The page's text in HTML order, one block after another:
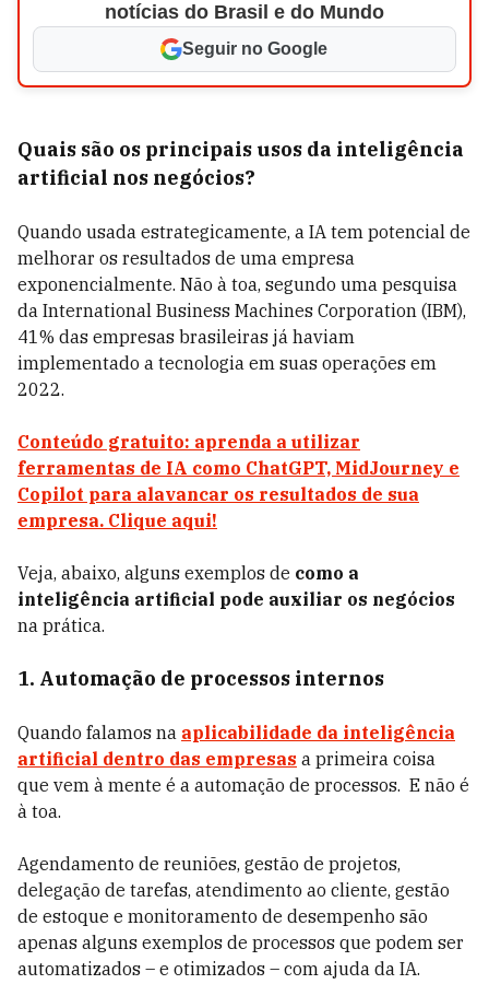
notícias do Brasil e do Mundo
Seguir no Google
Quais são os principais usos da inteligência
artificial nos negócios?
Quando usada estrategicamente, a IA tem potencial de
melhorar os resultados de uma empresa
exponencialmente. Não à toa, segundo uma pesquisa
da International Business Machines Corporation (IBM),
41% das empresas brasileiras já haviam
implementado a tecnologia em suas operações em
2022.
Conteúdo gratuito: aprenda a utilizar
ferramentas de IA como ChatGPT, MidJourney e
Copilot para alavancar os resultados de sua
empresa. Clique aqui!
Veja, abaixo, alguns exemplos de como a
inteligência artificial pode auxiliar os negócios
na prática.
1. Automação de processos internos
Quando falamos na aplicabilidade da inteligência
artificial dentro das empresas a primeira coisa
que vem à mente é a automação de processos. E não é
à toa.
Agendamento de reuniões, gestão de projetos,
delegação de tarefas, atendimento ao cliente, gestão
de estoque e monitoramento de desempenho são
apenas alguns exemplos de processos que podem ser
automatizados – e otimizados – com ajuda da IA.